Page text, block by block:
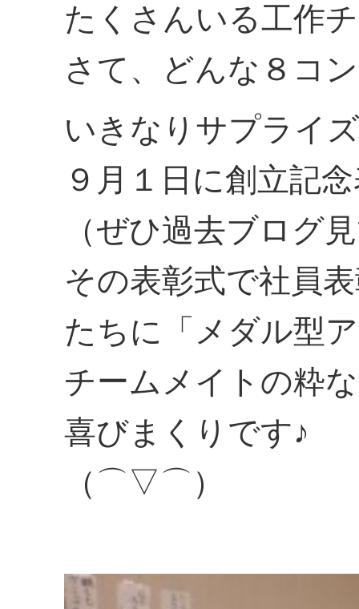
たくさんいる工作
さて、どんな８コ
いきなりサプライ
９月１日に創立記
（ぜひ過去ブログ
その表彰式で社員
たちに「メダル型
チームメイトの粋
喜びまくりです♪
（⌒▽⌒）